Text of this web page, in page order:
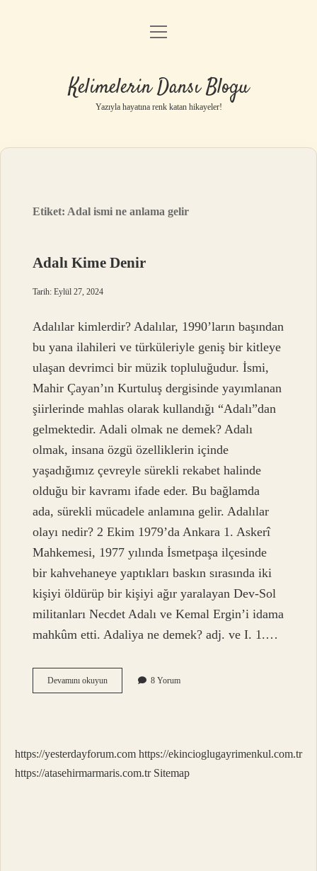
Anasayfa
Yasal Uyarı
menüyü
Kelimelerin Dansı Blogu
Yazıyla hayatına renk katan hikayeler!
Etiket: Adal ismi ne anlama gelir
Adalı Kime Denir
Tarih: Eylül 27, 2024
Adalılar kimlerdir? Adalılar, 1990’ların başından
bu yana ilahileri ve türküleriyle geniş bir kitleye
ulaşan devrimci bir müzik topluluğudur. İsmi,
Mahir Çayan’ın Kurtuluş dergisinde yayımlanan
şiirlerinde mahlas olarak kullandığı “Adalı”dan
gelmektedir. Adali olmak ne demek? Adalı
olmak, insana özgü özelliklerin içinde
yaşadığımız çevreyle sürekli rekabet halinde
olduğu bir kavramı ifade eder. Bu bağlamda
ada, sürekli mücadele anlamına gelir. Adalılar
olayı nedir? 2 Ekim 1979’da Ankara 1. Askerî
Mahkemesi, 1977 yılında İsmetpaşa ilçesinde
bir kahvehaneye yaptıkları baskın sırasında iki
kişiyi öldürüp bir kişiyi ağır yaralayan Dev-Sol
militanları Necdet Adalı ve Kemal Ergin’i idama
mahkûm etti. Adaliya ne demek? adj. ve I. 1.…
Devamını okuyunAdalı
Kime
8 Yorum
https://yesterdayforum.com https://ekincioglugayrimenkul.com.tr
https://atasehirmarmaris.com.tr Sitemap